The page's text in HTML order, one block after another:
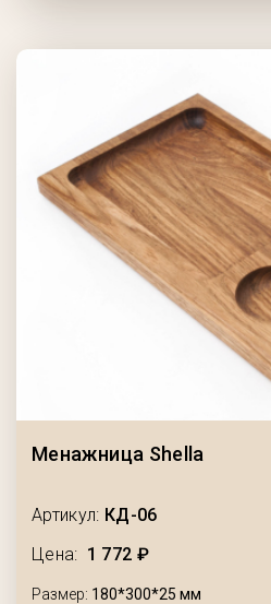
Менажница Shella
Артикул: КД-06
Цена: 1 772 ₽
Размер: 180*300*25 мм